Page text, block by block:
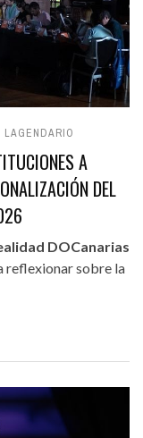
LAGENDARIO
A
DEL
DOCanarias
reflexionar sobre la